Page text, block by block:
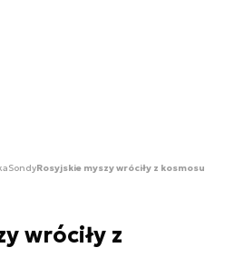
SondyRosyjskie myszy wróciły z kosmosu
wróciły z